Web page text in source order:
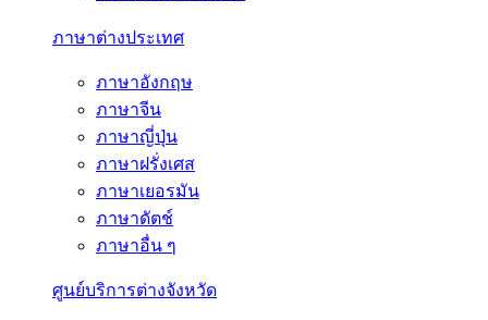
ภาษาต่างประเทศ
ภาษาอังกฤษ
ภาษาจีน
ภาษาญี่ปุ่น
ภาษาฝรั่งเศส
ภาษาเยอรมัน
ภาษาดัตช์
ภาษาอื่น ๆ
ศูนย์บริการต่างจังหวัด